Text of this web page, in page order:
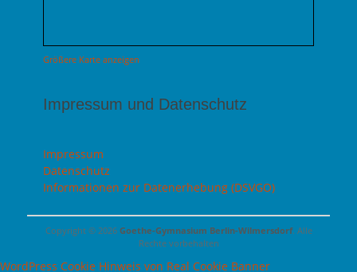
Größere Karte anzeigen
Impressum und Datenschutz
Impressum
Datenschutz
Informationen zur Datenerhebung (DSVGO)
Copyright © 2026 Goethe-Gymnasium Berlin-Wilmersdorf. Alle
Rechte vorbehalten
WordPress Cookie Hinweis von Real Cookie Banner